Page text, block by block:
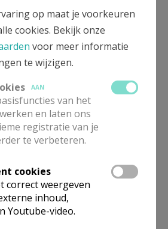
Lesoil, Le Monde selon les
Oxfam, Pax Christi, SCI –
Solsoc, Viva Salud, Vrede
- Kaprijke - Sint-Laureins
op maat je voorkeuren
cookies. Bekijk onze
voor meer informatie
te wijzigen.
AAN
van het
en laten ons
registratie van je
te verbeteren.
cookies
correct weergeven
inhoud,
Youtube-video.